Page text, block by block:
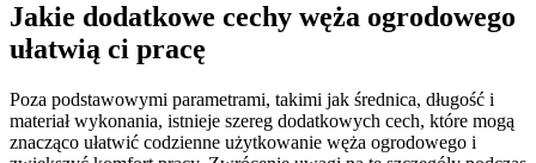
Jakie dodatkowe cechy węża ogrodowego
ułatwią ci pracę
Poza podstawowymi parametrami, takimi jak średnica, długość i
materiał wykonania, istnieje szereg dodatkowych cech, które mogą
znacząco ułatwić codzienne użytkowanie węża ogrodowego i